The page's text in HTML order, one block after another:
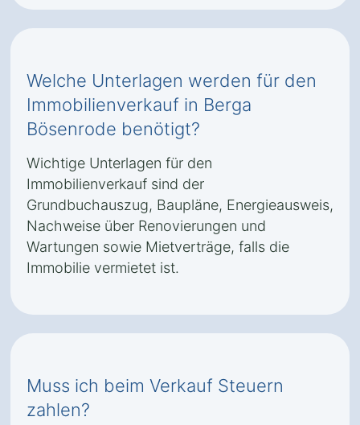
Welche Unterlagen werden für den
Immobilienverkauf in Berga
Bösenrode benötigt?
Wichtige Unterlagen für den
Immobilienverkauf sind der
Grundbuchauszug, Baupläne, Energieausweis,
Nachweise über Renovierungen und
Wartungen sowie Mietverträge, falls die
Immobilie vermietet ist.
Muss ich beim Verkauf Steuern
zahlen?